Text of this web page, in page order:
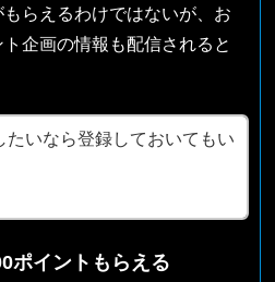
らえるわけではないが、お
企画の情報も配信されると
たいなら登録しておいてもい
ポイントもらえる